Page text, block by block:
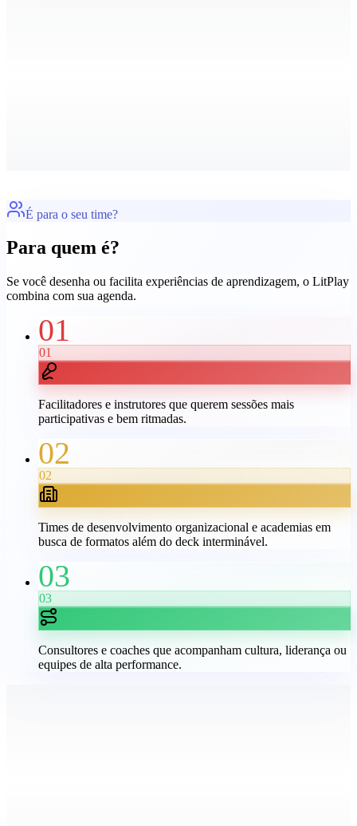
É para o seu time?
Para quem é?
Se você desenha ou facilita experiências de aprendizagem, o LitPlay
combina com sua agenda.
01
01
Facilitadores e instrutores que querem sessões mais
participativas e bem ritmadas.
02
02
Times de desenvolvimento organizacional e academias em
busca de formatos além do deck interminável.
03
03
Consultores e coaches que acompanham cultura, liderança ou
equipes de alta performance.